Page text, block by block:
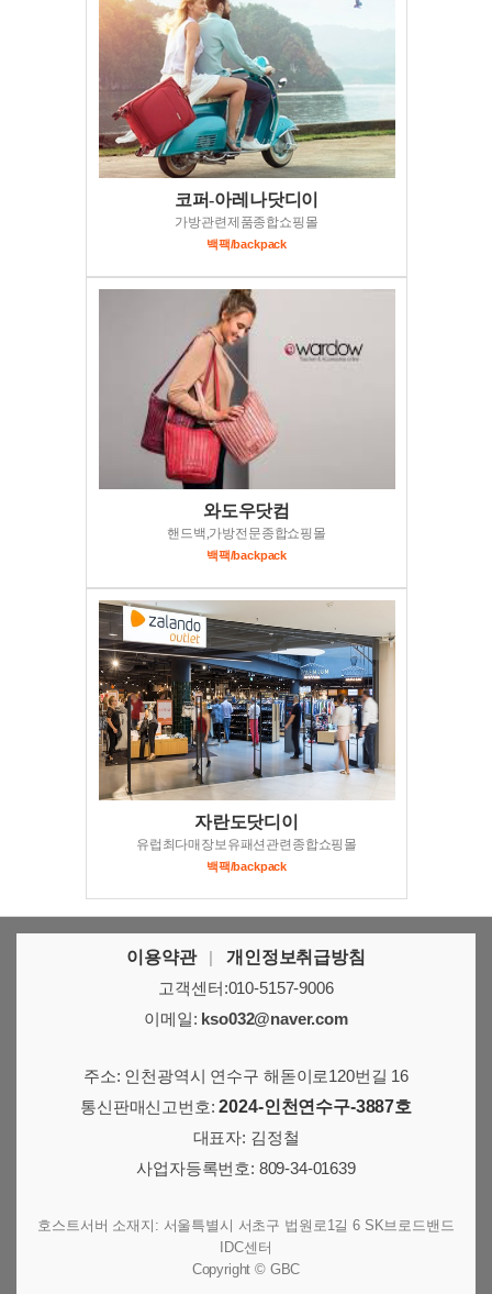
코퍼-아레나닷디이
가방관련제품종합쇼핑몰
백팩/backpack
와도우닷컴
핸드백,가방전문종합쇼핑몰
백팩/backpack
자란도닷디이
유럽최다매장보유패션관련종합쇼핑몰
백팩/backpack
이용약관 |
개인정보취급방침
고객센터:010-5157-9006
이메일: kso032@naver.com
주소: 인천광역시 연수구 해돋이로120번길 16
통신판매신고번호:2024-인천연수구-3887호
대표자: 김정철
사업자등록번호: 809-34-01639
호스트서버 소재지: 서울특별시 서초구 법원로1길 6 SK브로드밴드
IDC센터
Copyright © GBC